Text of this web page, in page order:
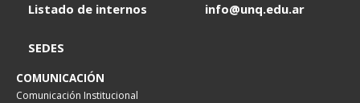
Listado de internos
info@unq.edu.ar
SEDES
COMUNICACIÓN
Comunicación Institucional